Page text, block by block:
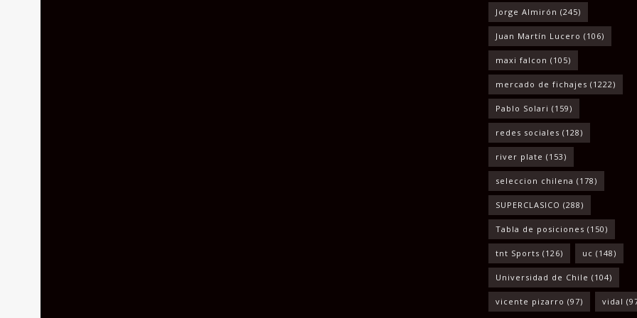
Jorge Almirón (245)
Juan Martín Lucero (106)
maxi falcon (105)
mercado de fichajes (1222)
Pablo Solari (159)
redes sociales (128)
river plate (153)
seleccion chilena (178)
SUPERCLASICO (288)
Tabla de posiciones (150)
tnt Sports (126) uc (148)
Universidad de Chile (104)
vicente pizarro (97) vidal